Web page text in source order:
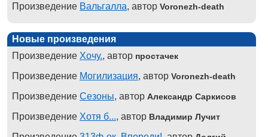
Произведение Вальгалла, автор Voronezh-death
Новые произведения
Произведение Хочу., автор простачек
Произведение Могилизация, автор Voronezh-death
Произведение Сезоны, автор Александр Саркисов
Произведение Хотя б..., автор Владимир Лучит